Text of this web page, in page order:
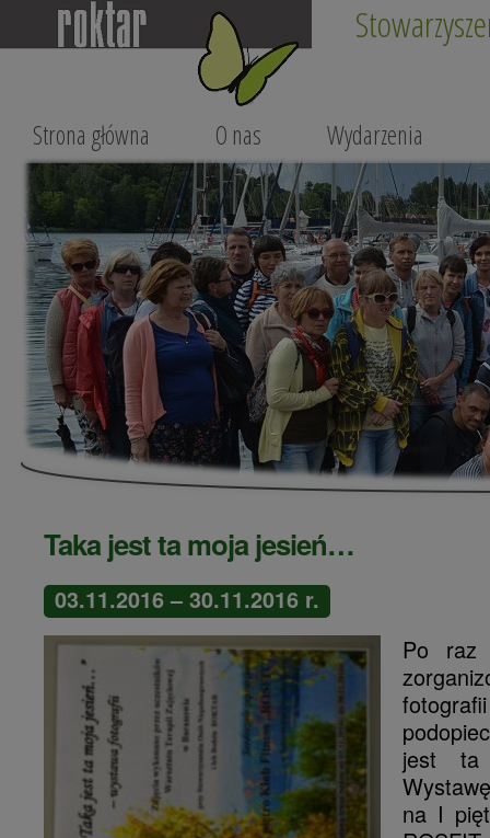
Strona główna O nas Wydarzenia
Taka jest ta moja jesień…
03.11.2016 – 30.11.2016 r.
Po raz
jest ta
na I